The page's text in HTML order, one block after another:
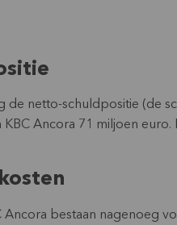
netto-schuldpositie (de
KBC Ancora 71 miljoen
Ancora bestaan nagenoeg